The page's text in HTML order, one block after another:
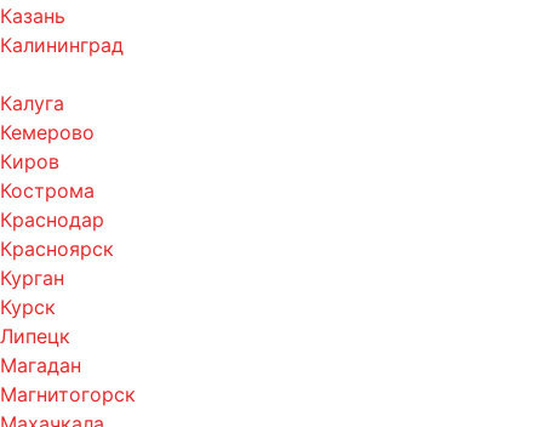
Казань
Калининград
Калуга
Кемерово
Киров
Кострома
Краснодар
Красноярск
Курган
Курск
Липецк
Магадан
Магнитогорск